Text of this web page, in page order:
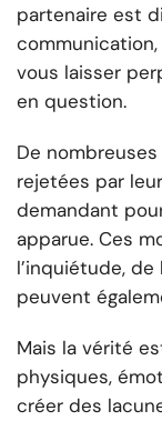
partenaire est
vous laisser
en question.
De
rejetées par
demandant
apparue. Ces
l’inquiétude,
peuvent
Mais la vérité
physiques,
créer des